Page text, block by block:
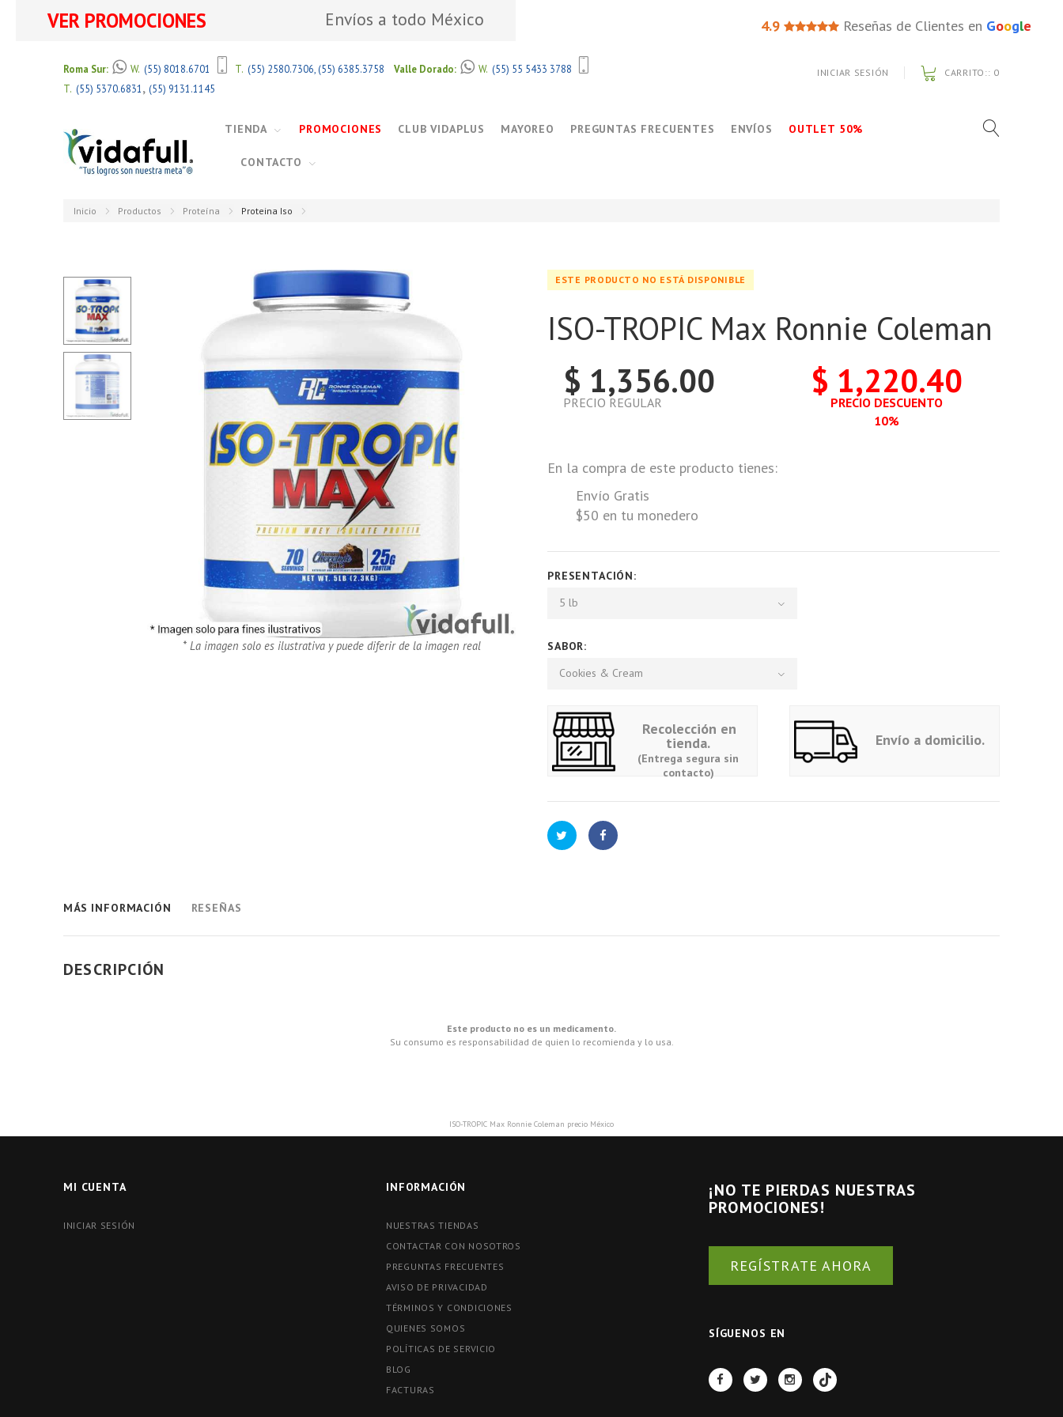
VER PROMOCIONES Envíos a todo México 4.9 Reseñas de Clientes en Google
Roma Sur: W. (55) 8018.6701 T. (55) 2580.7306 (55) 6385.3758 Valle Dorado: W. (55) 55 5433 3788
T. (55) 5370.6831 , (55) 9131.1145
INICIAR SESIÓN CARRITO:: 0
TIENDA PROMOCIONES CLUB VIDAPLUS MAYOREO PREGUNTAS FRECUENTES ENVÍOS OUTLET 50%
CONTACTO
Inicio Productos Proteína Proteina Iso
* La imagen solo es ilustrativa y puede diferir de la imagen real
ESTE PRODUCTO NO ESTÁ DISPONIBLE
ISO-TROPIC Max Ronnie Coleman
$ 1,356.00
PRECIO REGULAR
$ 1,220.40
PRECIO DESCUENTO
10%
En la compra de este producto tienes:
Envío Gratis
$50 en tu monedero
PRESENTACIÓN:
5 lb
SABOR:
Cookies & Cream
Recolección en
tienda.
(Entrega segura sin
contacto)
Envío a domicilio.
MÁS INFORMACIÓN RESEÑAS
DESCRIPCIÓN
Este producto no es un medicamento.
Su consumo es responsabilidad de quien lo recomienda y lo usa.
ISO-TROPIC Max Ronnie Coleman precio México
MI CUENTA
INICIAR SESIÓN
INFORMACIÓN
NUESTRAS TIENDAS
CONTACTAR CON NOSOTROS
PREGUNTAS FRECUENTES
AVISO DE PRIVACIDAD
TÉRMINOS Y CONDICIONES
QUIENES SOMOS
POLÍTICAS DE SERVICIO
BLOG
FACTURAS
¡NO TE PIERDAS NUESTRAS
PROMOCIONES!
REGÍSTRATE AHORA
SÍGUENOS EN